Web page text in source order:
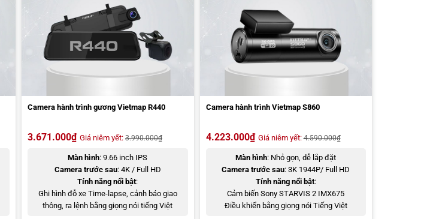
Camera hành trình gương Vietmap R440
3.671.000₫ Giá niêm yết: 3.990.000₫
Màn hình: 9.66 inch IPS
Camera trước sau: 4K / Full HD
Tính năng nổi bật:
Ghi hình đỗ xe Time-lapse, cảnh báo giao
thông, ra lệnh bằng giọng nói tiếng Việt
Camera hành trình Vietmap S860
4.223.000₫ Giá niêm yết:4.590.000₫
Màn hình: Nhỏ gọn, dễ lắp đặt
Camera trước sau: 3K 1944P/ Full HD
Tính năng nổi bật:
Cảm biến Sony STARVIS 2 IMX675
Điều khiển bằng giọng nói Tiếng Việt